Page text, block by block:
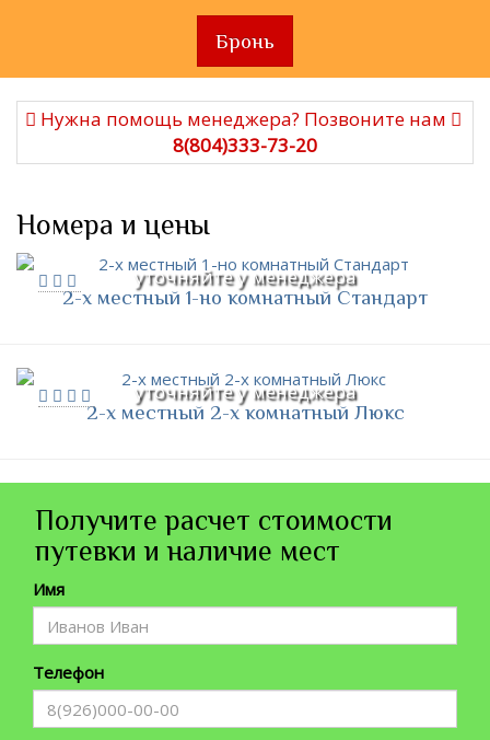
Бронь
Нужна помощь менеджера? Позвоните нам
8(804)333-73-20
Номера и цены
уточняйте у менеджера
2-х местный 1-но комнатный Стандарт
уточняйте у менеджера
2-х местный 2-х комнатный Люкс
Получите расчет стоимости
путевки и наличие мест
Имя
Телефон